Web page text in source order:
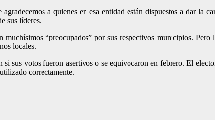
a quienes en esa entidad están dispuestos a dar la
sus líderes.
muchísimos “preocupados” por sus respectivos municipios.
locales.
sus votos fueron asertivos o se equivocaron en febrero. El
correctamente.